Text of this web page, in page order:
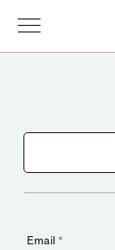
Email *